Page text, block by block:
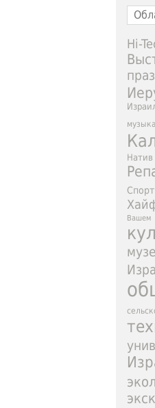
Hi-
музыка
Натив
Спорт
Вашем